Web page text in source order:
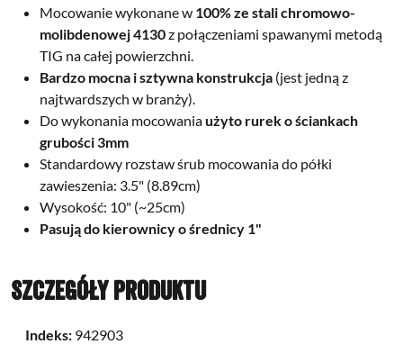
Mocowanie wykonane w 100% ze stali chromowo-
molibdenowej 4130z połączeniami spawanymi metodą
TIG na całej powierzchni.
Bardzo mocna i sztywna konstrukcja (jest jedną z
najtwardszych w branży).
Do wykonania mocowaniaużyto rurek o ściankach
grubości 3mm
Standardowy rozstaw śrub mocowania do półki
zawieszenia: 3.5" (8.89cm)
Wysokość: 10" (~25cm)
Pasują do kierownicy o średnicy 1"
Szczegóły produktu
Indeks: 942903